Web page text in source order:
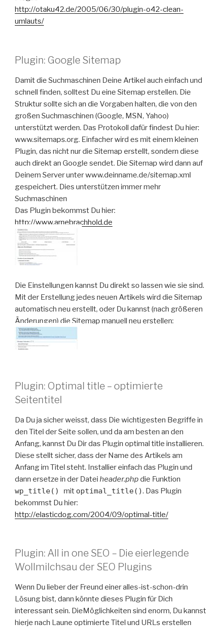
http://otaku42.de/2005/06/30/plugin-o42-clean-
umlauts/
Plugin: Google Sitemap
Damit die Suchmaschinen Deine Artikel auch einfach und
schnell finden, solltest Du eine Sitemap erstellen. Die
Struktur sollte sich an die Vorgaben halten, die von den
großen Suchmaschinen (Google, MSN, Yahoo)
unterstützt werden. Das Protokoll dafür findest Du hier:
www.sitemaps.org. Einfacher wird es mit einem kleinen
Plugin, das nicht nur die Sitemap erstellt, sondern diese
auch direkt an Google sendet. Die Sitemap wird dann auf
Deinem Server unter www.deinname.de/sitemap.xml
gespeichert. Dies unterstützen immer mehr
Suchmaschinen
Das Plugin bekommst Du hier:
http://www.arnebrachhold.de
Die Einstellungen kannst Du direkt so lassen wie sie sind.
Mit der Erstellung jedes neuen Artikels wird die Sitemap
automatisch neu erstellt, oder Du kannst (nach größeren
Änderungen) die Sitemap manuell neu erstellen:
Plugin: Optimal title – optimierte
Seitentitel
Da Du ja sicher weisst, dass Die wichtigesten Begriffe in
den Titel der Seite sollen, und da am besten an den
Anfang, kannst Du Dir das Plugin optimal title installieren.
Diese stellt sicher, dass der Name des Artikels am
Anfang im Titel steht. Installier einfach das Plugin und
dann ersetze in der Datei header.phpdie Funktion
wp_title() mit optimal_title(). Das Plugin
bekommst Du hier:
http://elasticdog.com/2004/09/optimal-title/
Plugin: All in one SEO – Die eierlegende
Wollmilchsau der SEO Plugins
Wenn Du lieber der Freund einer alles-ist-schon-drin
Lösung bist, dann könnte dieses Plugin für Dich
interessant sein. DieMöglichkeiten sind enorm, Du kannst
hierje nach Laune optimierte Titel und URLs erstellen